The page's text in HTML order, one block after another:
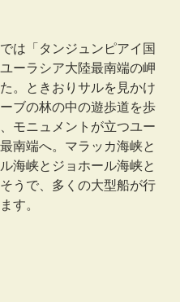
は「タンジュンピアイ国
ーラシア大陸最南端の岬
。ときおりサルを見かけ
ブの林の中の遊歩道を歩
モニュメントが立つユー
南端へ。マラッカ海峡と
海峡とジョホール海峡と
うで、多くの大型船が行
す。